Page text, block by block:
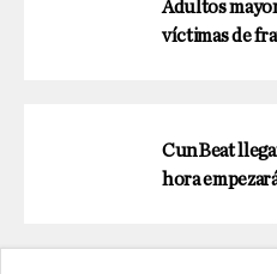
Adultos
víctimas de
CunBeat
hora